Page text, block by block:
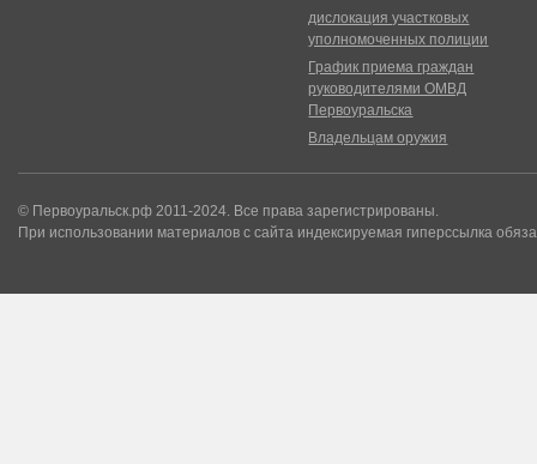
дислокация участковых
уполномоченных полиции
График приема граждан
руководителями ОМВД
Первоуральска
Владельцам оружия
© Первоуральск.рф 2011-2024. Все права зарегистрированы.
При использовании материалов с сайта индексируемая гиперссылка